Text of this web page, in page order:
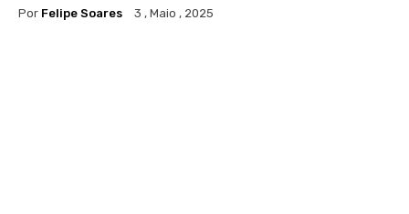
Por Felipe Soares 3 , Maio , 2025